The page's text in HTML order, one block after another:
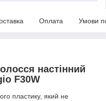
Оплата Умови
настінний
F30W
пластику, який не